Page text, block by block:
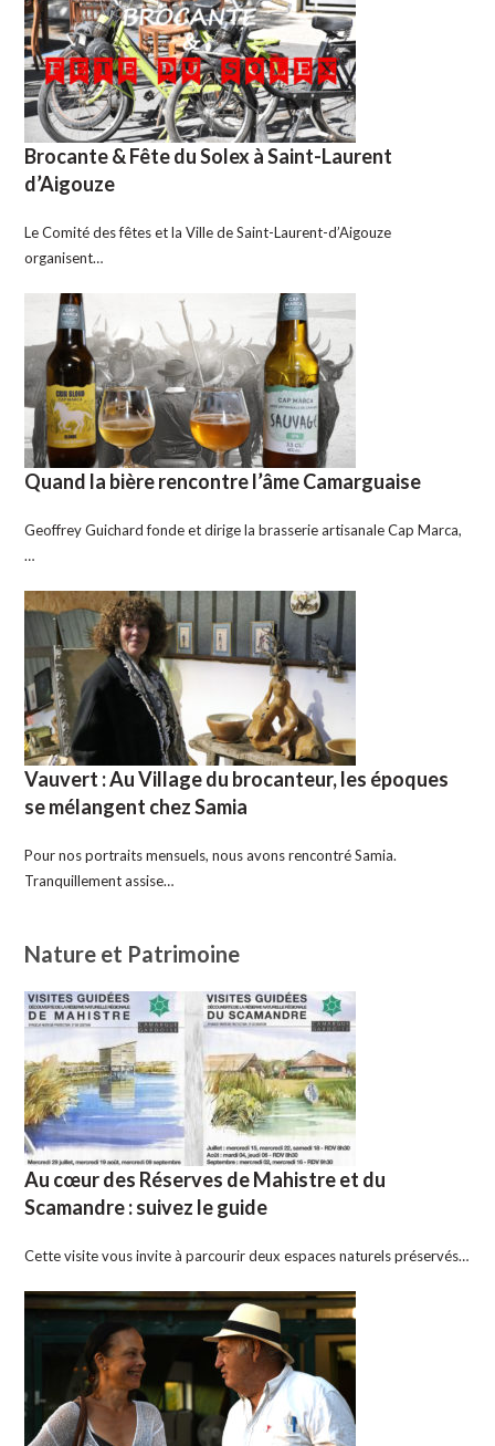
Brocante & Fête du Solex à Saint-Laurent
d’Aigouze
Le Comité des fêtes et la Ville de Saint-Laurent-d’Aigouze
organisent…
Quand la bière rencontre l’âme Camarguaise
Geoffrey Guichard fonde et dirige la brasserie artisanale Cap Marca,
…
Vauvert : Au Village du brocanteur, les époques
se mélangent chez Samia
Pour nos portraits mensuels, nous avons rencontré Samia.
Tranquillement assise…
Nature et Patrimoine
Au cœur des Réserves de Mahistre et du
Scamandre : suivez le guide
Cette visite vous invite à parcourir deux espaces naturels préservés…